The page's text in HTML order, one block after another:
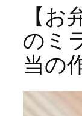
【
のミ
当の